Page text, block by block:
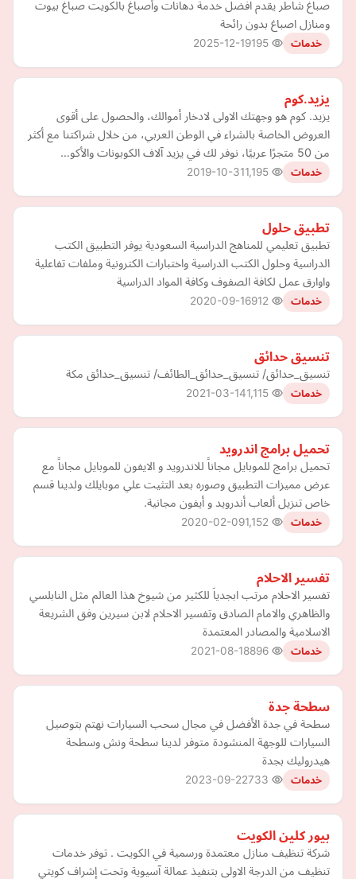
صباغ شاطر يقدم افضل خدمة دهانات وأصباغ بالكويت صباغ بيوت
ومنازل اصباغ بدون رائحة
خدمات 2025-12-19
يزيد.كوم
يزيد. كوم هو وجهتك الاولى لادخار أموالك، والحصول على أقوى
العروض الخاصة بالشراء في الوطن العربي، من خلال شراكتنا مع أكثر
من 50 متجرًا عربيًا، نوفر لك في يزيد آلاف الكوبونات والأكو…
خدمات 2019-10-31
تطبيق حلول
تطبيق تعليمي للمناهج الدراسية السعودية يوفر التطبيق الكتب
الدراسية وحلول الكتب الدراسية واختبارات الكترونية وملفات تفاعلية
واوارق عمل لكافة الصفوف وكافة المواد الدراسية
خدمات 2020-09-16
تنسيق حدائق
تنسيق_حدائق/ تنسيق_حدائق_الطائف/ تنسيق_حدائق مكة
خدمات 2021-03-14
تحميل برامج اندرويد
تحميل برامج للموبايل مجاناً للاندرويد و الايفون للموبايل مجاناً مع
عرض مميزات التطبيق وصوره بعد التثيت علي موبايلك ولدينا قسم
خاص تنزيل ألعاب أندرويد و أيفون مجانية.
خدمات 2020-02-09
تفسير الاحلام
تفسير الاحلام مرتب ابجدياَ للكثير من شيوخ هذا العالم مثل النابلسي
والظاهري والامام الصادق وتفسير الاحلام لابن سيرين وفق الشريعة
الاسلامية والمصادر المعتمدة
خدمات 2021-08-18
سطحة جدة
سطحة في جدة الأفضل في مجال سحب السيارات نهتم بتوصيل
السيارات للوجهة المنشودة متوفر لدينا سطحة ونش وسطحة
هيدروليك بجدة
خدمات 2023-09-22
بيور كلين الكويت
شركة تنظيف منازل معتمدة ورسمية في الكويت . توفر خدمات
تنظيف من الدرجة الاولى بتنفيذ عمالة آسيوية وتحت إشراف كويتي